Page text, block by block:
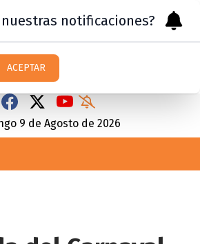
9 de Agosto de 2026
notificaciones?
ACEPTAR